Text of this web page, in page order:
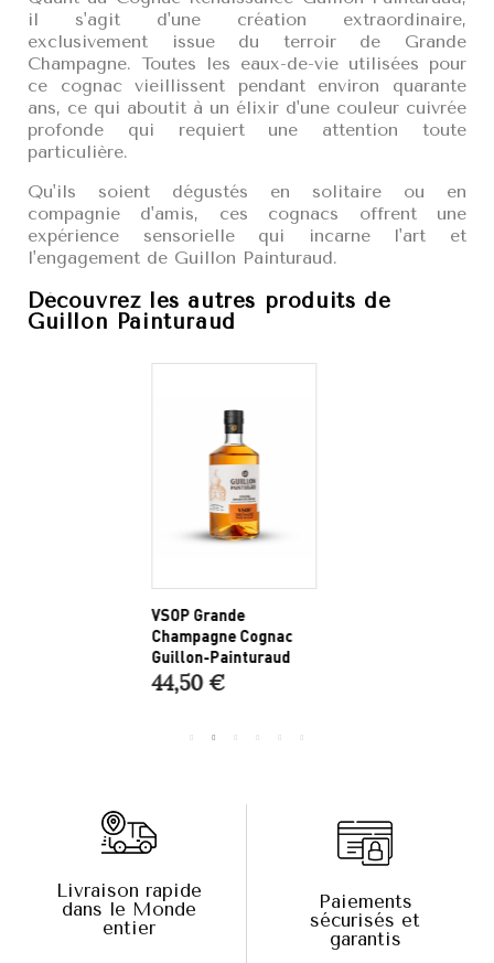
il s'agit d'une création extraordinaire,
exclusivement issue du terroir de Grande
Champagne. Toutes les eaux-de-vie utilisées pour
ce cognac vieillissent pendant environ quarante
ans, ce qui aboutit à un élixir d'une couleur cuivrée
profonde qui requiert une attention toute
particulière.
Qu'ils soient dégustés en solitaire ou en
compagnie d'amis, ces cognacs offrent une
expérience sensorielle qui incarne l'art et
l'engagement de Guillon Painturaud.
Découvrez les autres produits de
Guillon Painturaud
Champagne Cognac
Guillon-Painturaud
Livraison rapide
dans le Monde
entier
Paiements
sécurisés et
garantis